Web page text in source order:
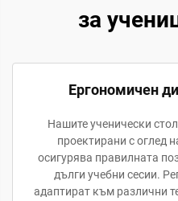
за
Ергономичен
Нашите ученически
проектирани с оглед
осигурява правилната
дълги учебни сесии.
адаптират към различни